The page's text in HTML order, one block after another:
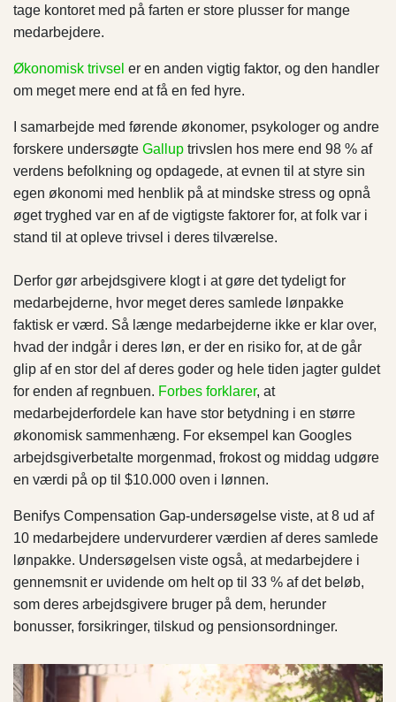
tage kontoret med på farten er store plusser for mange
medarbejdere.
Økonomisk trivsel er en anden vigtig faktor, og den handler
om meget mere end at få en fed hyre.
I samarbejde med førende økonomer, psykologer og andre
forskere undersøgte Gallup trivslen hos mere end 98 % af
verdens befolkning og opdagede, at evnen til at styre sin
egen økonomi med henblik på at mindske stress og opnå
øget tryghed var en af de vigtigste faktorer for, at folk var i
stand til at opleve trivsel i deres tilværelse.
Derfor gør arbejdsgivere klogt i at gøre det tydeligt for
medarbejderne, hvor meget deres samlede lønpakke
faktisk er værd. Så længe medarbejderne ikke er klar over,
hvad der indgår i deres løn, er der en risiko for, at de går
glip af en stor del af deres goder og hele tiden jagter guldet
for enden af regnbuen. Forbes forklarer, at
medarbejderfordele kan have stor betydning i en større
økonomisk sammenhæng. For eksempel kan Googles
arbejdsgiverbetalte morgenmad, frokost og middag udgøre
en værdi på op til $10.000 oven i lønnen.
Benifys Compensation Gap-undersøgelse viste, at 8 ud af
10 medarbejdere undervurderer værdien af deres samlede
lønpakke. Undersøgelsen viste også, at medarbejdere i
gennemsnit er uvidende om helt op til 33 % af det beløb,
som deres arbejdsgivere bruger på dem, herunder
bonusser, forsikringer, tilskud og pensionsordninger.